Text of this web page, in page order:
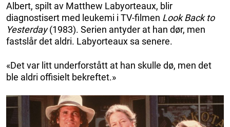
Albert, spilt av Matthew Labyorteaux, blir
diagnostisert med leukemi i TV-filmen Look Back to
Yesterday(1983). Serien antyder at han dør, men
fastslår det aldri. Labyorteaux sa senere.
«Det var litt underforstått at han skulle dø, men det
ble aldri offisielt bekreftet.»